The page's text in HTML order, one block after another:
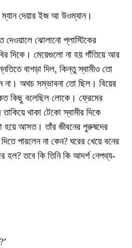
ম্যান দেয়ার ইজ আ উওম্যান।
দেওয়ালে ঝোলানো প্লাস্টিকের
দিকে। মেয়েগুলো না হয় গাঁতিয়ে আর
বাগড়া দিল, কিন্তু স্বামীও তো
না। অথচ সম্ভাবনা তো ছিল। বিয়ের
কিছু বলেছিল লোকে। ফ্রেমের
থাকা টেকো স্বামীর দিকে
হয়ে আসত। তাঁর জীবনের পুরুষদের
পারলেন না কেন? ঘরের খেয়ে বনের
হল? তবে কি তিনি কি আদর্শ নেপথ্য-